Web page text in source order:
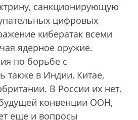
санкционирующую
цифровых
кибератак всеми
ядерное оружие.
по борьбе с
также в Индии, Китае,
В России их нет.
конвенции ООН,
еще и вопросы